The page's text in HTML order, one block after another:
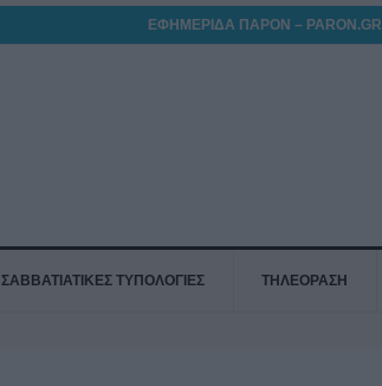
ΕΦΗΜΕΡΙΔΑ ΠΑΡΟΝ – PARON.GR
ΣΑΒΒΑΤΙΑΤΙΚΕΣ ΤΥΠΟΛΟΓΙΕΣ ΤΗΛΕΟΡΑΣΗ